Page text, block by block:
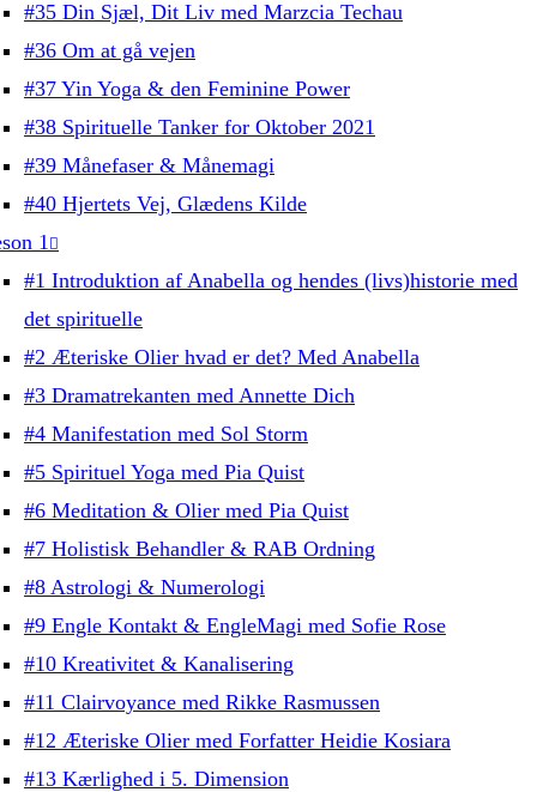
#35 Din Sjæl, Dit Liv med Marzcia Techau
#36 Om at gå vejen
#37 Yin Yoga & den Feminine Power
#38 Spirituelle Tanker for Oktober 2021
#39 Månefaser & Månemagi
#40 Hjertets Vej, Glædens Kilde
1
#1 Introduktion af Anabella og hendes (livs)historie med
det spirituelle
#2 Æteriske Olier hvad er det? Med Anabella
#3 Dramatrekanten med Annette Dich
#4 Manifestation med Sol Storm
#5 Spirituel Yoga med Pia Quist
#6 Meditation & Olier med Pia Quist
#7 Holistisk Behandler & RAB Ordning
#8 Astrologi & Numerologi
#9 Engle Kontakt & EngleMagi med Sofie Rose
#10 Kreativitet & Kanalisering
#11 Clairvoyance med Rikke Rasmussen
#12 Æteriske Olier med Forfatter Heidie Kosiara
#13 Kærlighed i 5. Dimension